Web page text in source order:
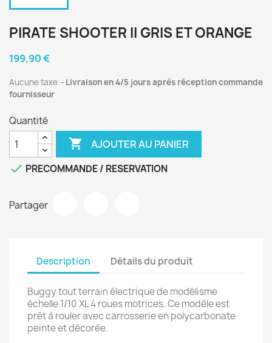
PIRATE SHOOTER II GRIS ET ORANGE
199,90 €
Aucune taxe
Livraison en 4/5 jours après réception commande
fournisseur
Quantité
 AJOUTER AU PANIER
 PRECOMMANDE / RESERVATION
Partager
Description Détails du produit
Buggy tout terrain électrique de modélisme
échelle 1/10 XL 4 roues motrices. Ce modèle est
prêt à rouler avec carrosserie en polycarbonate
peinte et décorée.